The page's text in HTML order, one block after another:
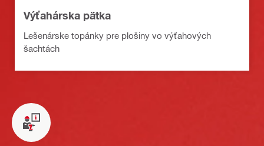
Výťahárska pätka
Lešenárske topánky pre plošiny vo výťahových
šachtách